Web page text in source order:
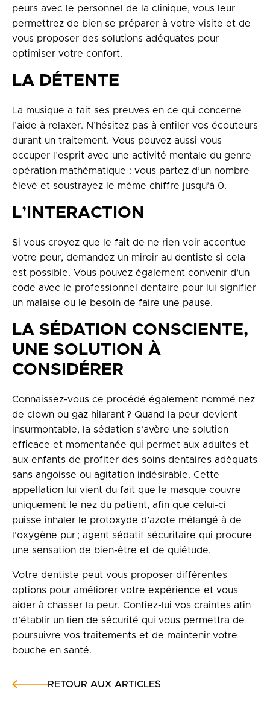
peurs avec le personnel de la clinique, vous leur
permettrez de bien se préparer à votre visite et de
vous proposer des solutions adéquates pour
optimiser votre confort.
LA DÉTENTE
La musique a fait ses preuves en ce qui concerne
l’aide à relaxer. N’hésitez pas à enfiler vos écouteurs
durant un traitement. Vous pouvez aussi vous
occuper l’esprit avec une activité mentale du genre
opération mathématique : vous partez d’un nombre
élevé et soustrayez le même chiffre jusqu’à 0.
L’INTERACTION
Si vous croyez que le fait de ne rien voir accentue
votre peur, demandez un miroir au dentiste si cela
est possible. Vous pouvez également convenir d’un
code avec le professionnel dentaire pour lui signifier
un malaise ou le besoin de faire une pause.
LA SÉDATION CONSCIENTE,
UNE SOLUTION À
CONSIDÉRER
Connaissez-vous ce procédé également nommé nez
de clown ou gaz hilarant ? Quand la peur devient
insurmontable, la sédation s’avère une solution
efficace et momentanée qui permet aux adultes et
aux enfants de profiter des soins dentaires adéquats
sans angoisse ou agitation indésirable. Cette
appellation lui vient du fait que le masque couvre
uniquement le nez du patient, afin que celui-ci
puisse inhaler le protoxyde d’azote mélangé à de
l’oxygène pur ; agent sédatif sécuritaire qui procure
une sensation de bien-être et de quiétude.
Votre dentiste peut vous proposer différentes
options pour améliorer votre expérience et vous
aider à chasser la peur. Confiez-lui vos craintes afin
d’établir un lien de sécurité qui vous permettra de
poursuivre vos traitements et de maintenir votre
bouche en santé.
RETOUR AUX ARTICLES